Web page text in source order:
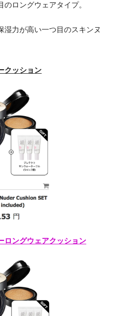
ロングウェアタイプ。
湿力が高い一つ目のスキンヌ
クッション
ロングウェアクッション